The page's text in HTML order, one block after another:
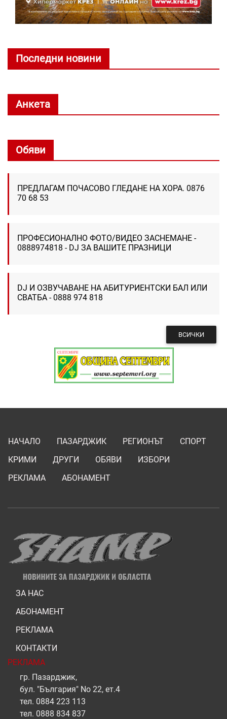
Последни новини
Анкета
Обяви
ПРЕДЛАГАМ ПОЧАСОВО ГЛЕДАНЕ НА ХОРА. 0876
70 68 53
ПРОФЕСИОНАЛНО ФОТО/ВИДЕО ЗАСНЕМАНЕ -
0888974818 - DJ ЗА ВАШИТЕ ПРАЗНИЦИ
DJ И ОЗВУЧАВАНЕ НА АБИТУРИЕНТСКИ БАЛ ИЛИ
СВАТБА - 0888 974 818
ВСИЧКИ
НАЧАЛО ПАЗАРДЖИК РЕГИОНЪТ
СПОРТ
КРИМИ
ДРУГИ ОБЯВИ
ИЗБОРИ
РЕКЛАМА
АБОНАМЕНТ
ЗА НАС
АБОНАМЕНТ
РЕКЛАМА
КОНТАКТИ
РЕКЛАМА
гр. Пазарджик,
бул. "България" No 22, ет.4
тел. 0884 223 113
тел. 0888 834 837